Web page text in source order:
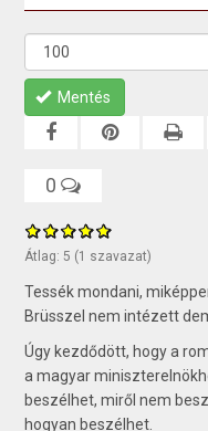
Mentés
0
Átlag: 5 (1 szavazat)
Tessék mondani,
Brüsszel nem intézett
Úgy kezdődött, hogy a
a magyar
beszélhet, miről nem
hogyan beszélhet.